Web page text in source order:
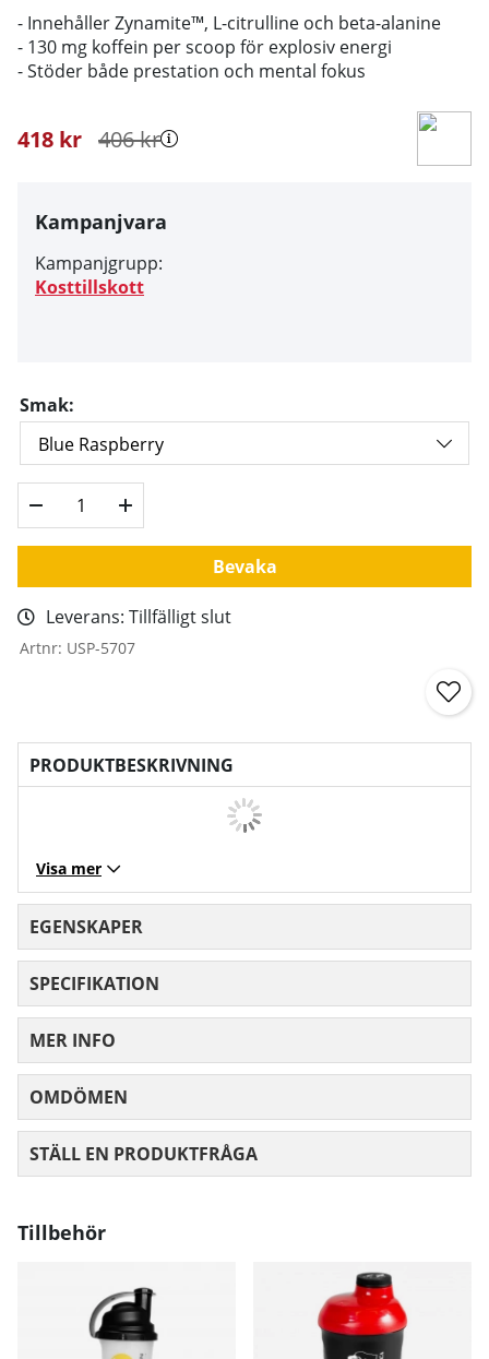
- Innehåller Zynamite™, L-citrulline och beta-alanine
- 130 mg koffein per scoop för explosiv energi
- Stöder både prestation och mental fokus
406kr
418 kr
Kampanjvara
Kampanjgrupp:
Kosttillskott
Smak:
Bevaka
Leverans: Tillfälligt slut
Artnr: USP-5707
PRODUKTBESKRIVNING
Visa mer
EGENSKAPER
SPECIFIKATION
MER INFO
OMDÖMEN
STÄLL EN PRODUKTFRÅGA
Tillbehör